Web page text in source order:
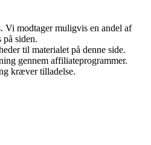
Vi modtager muligvis en andel af
på siden.
til materialet på denne side.
gennem affiliateprogrammer.
kræver tilladelse.